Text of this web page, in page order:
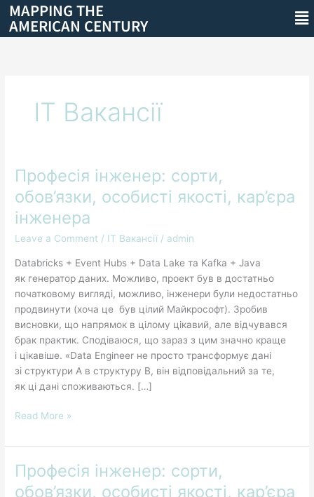
Skip
content
MAPPING THE
AMERICAN CENTURY
IT Вакансії
Професія інженер: сорти,
обов’язки, особисті якості, кар’єра
інженера
Leave a Comment / IT Вакансії/ admin
Databricks + Event Hubs + Data Lake та Kafka + Java
як генератор даних. Можливо, проект був в достатньо
початковому вигляді, можливо, інженери були недостатньо
продвинути (хоча це був цілий Майкрософт). Зробив
висновки, що напрямок в цілому цікавий, але відчувався
брак практик. Сподіваюся, що зараз з цим значно краще
і цікавіше. «Data Engineer не просто трансформує дані
зі структури A в структуру B, він відповідальний за те,
як ці дані споживаються. […]
Професія
інженер:
сорти,
обов’язки,
особисті
кар’єра
інженера
Read More »
Професія інженер: сорти,
обов’язки, особисті якості, кар’єра
Професія
інженер: